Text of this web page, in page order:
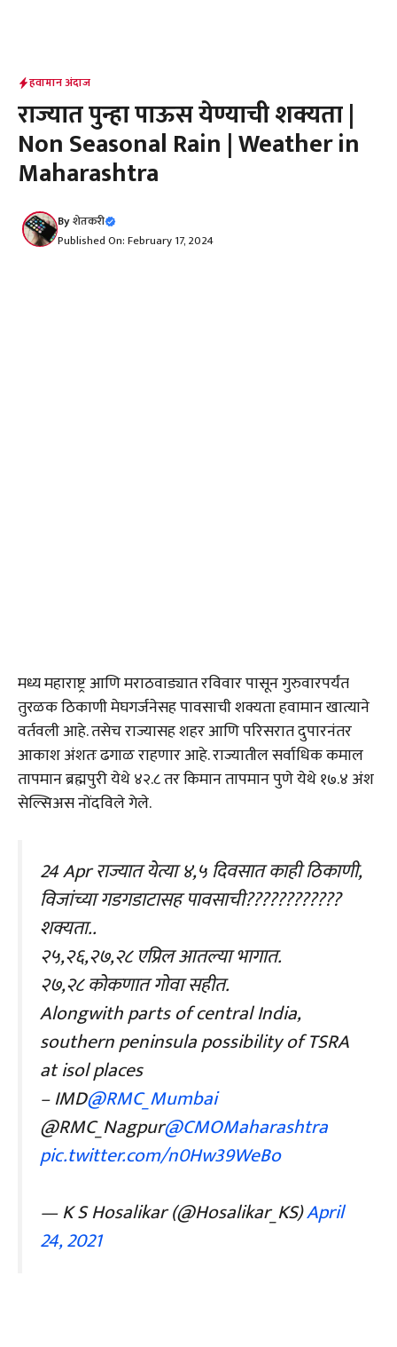
हवामान अंदाज
राज्यात पुन्हा पाऊस येण्याची शक्यता |
Non Seasonal Rain | Weather in
Maharashtra
Byशेतकरी
Published On: February 17, 2024
मध्य महाराष्ट्र आणि मराठवाड्यात रविवार पासून गुरुवारपर्यंत
तुरळक ठिकाणी मेघगर्जनेसह पावसाची शक्यता हवामान खात्याने
वर्तवली आहे. तसेच राज्यासह शहर आणि परिसरात दुपारनंतर
आकाश अंशतः ढगाळ राहणार आहे. राज्यातील सर्वाधिक कमाल
तापमान ब्रह्मपुरी येथे ४२.८ तर किमान तापमान पुणे येथे १७.४ अंश
सेल्सिअस नोंदविले गेले.
24 Apr राज्यात येत्या ४,५ दिवसात काही ठिकाणी,
विजांच्या गडगडाटासह पावसाची????????????
शक्यता..
२५,२६,२७,२८ एप्रिल आतल्या भागात.
२७,२८ कोकणात गोवा सहीत.
Alongwith parts of central India,
southern peninsula possibility of TSRA
at isol places
– IMD@RMC_Mumbai
@RMC_Nagpur@CMOMaharashtra
pic.twitter.com/n0Hw39WeBo
— K S Hosalikar (@Hosalikar_KS)April
24, 2021